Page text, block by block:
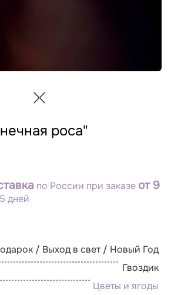
роса"
по России при заказе от 9
дней
/ Выход в свет / Новый Год
Гвоздик
Цветы и ягоды